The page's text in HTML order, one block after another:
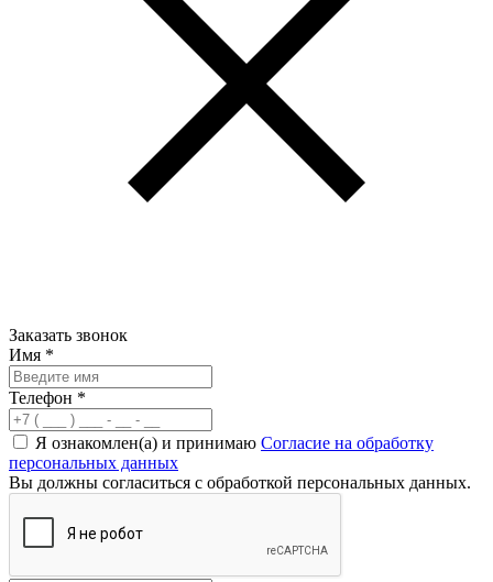
Заказать звонок
Имя *
Телефон *
Я ознакомлен(а) и принимаю Согласие на обработку
персональных данных
Вы должны согласиться с обработкой персональных данных.